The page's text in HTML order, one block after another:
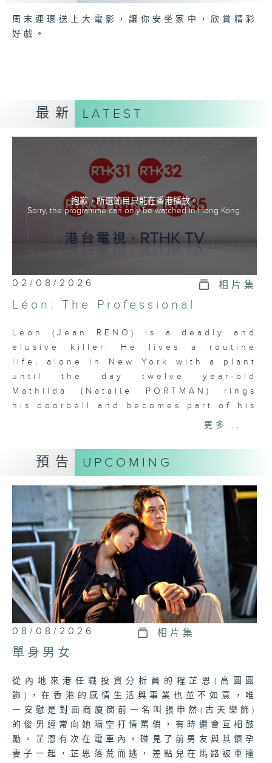
周末連環送上大電影，讓你安坐家中，欣賞精彩
好戲。
最新 LATEST
抱歉，所選節目只能在香港播放。
Sorry, the programme can only be watched in Hong Kong.
02/08/2026 相片集
Léon: The Professional
Léon (Jean RENO) is a deadly and
elusive killer. He lives a routine
life, alone in New York with a plant
until the day twelve year-old
Mathilda (Natalie PORTMAN) rings
his doorbell and becomes part of his
life. An unusual relationship forms
learns the assassin's trade.
OLDMAN
Natalie PORTMAN
Danny
AIELLO
RTHK
更多...
預告 UPCOMING
08/08/2026 相片集
單身男女
從內地來港任職投資分析員的程芷恩(高圓圓
飾)，在香港的感情生活與事業也並不如意，唯
一安慰是對面商廈窗前一名叫張申然(古天樂飾)
的俊男經常向她隔空打情罵俏，有時還會互相鼓
勵。芷恩有次在電車內，碰見了前男友與其懷孕
妻子一起，芷恩落荒而逃，差點兒在馬路被車撞